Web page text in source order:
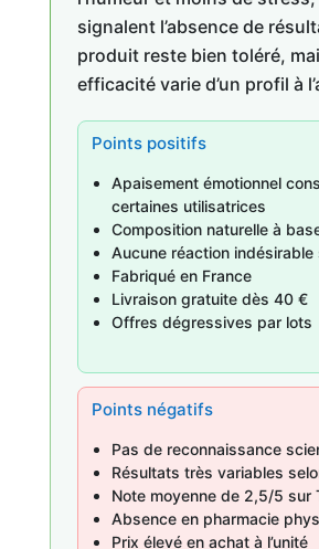
signalent l’absence de
produit reste bien toléré,
efficacité varie d’un profil à
Points positifs
Apaisement émotionnel
certaines utilisatrices
Composition naturelle à
Aucune réaction indésirable
Fabriqué en France
Livraison gratuite dès 40 €
Offres dégressives par lots
Points négatifs
Pas de reconnaissance
Résultats très variables
Note moyenne de 2,5/5 sur
Absence en pharmacie
Prix élevé en achat à l’unité